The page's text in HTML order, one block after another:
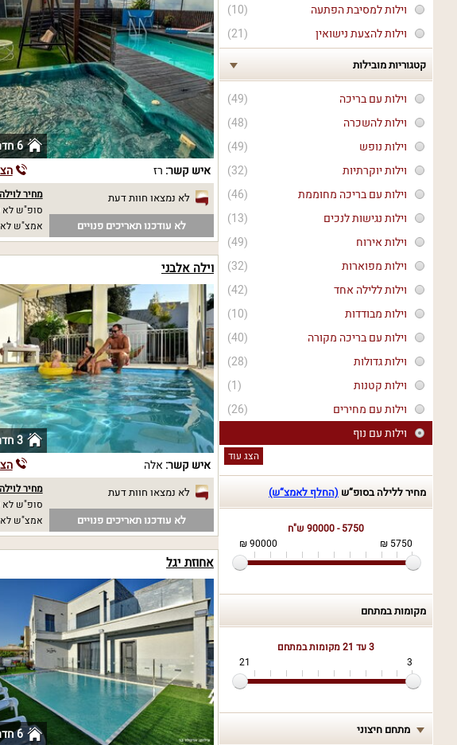
(10)
וילות למסיבת הפתעה
(21)
וילות להצעת נישואין
קטגוריות מובילות
(49)
וילות עם בריכה
(48)
וילות להשכרה
(49)
וילות נופש
(32)
וילות יוקרתיות
(46)
וילות עם בריכה מחוממת
(13)
וילות נגישות לנכים
(49)
וילות אירוח
(32)
וילות מפוארות
(42)
וילות ללילה אחד
(10)
וילות מבודדות
(40)
וילות עם בריכה מקורה
(28)
וילות גדולות
(1)
וילות קטנות
(26)
וילות עם מחירים
וילות עם נוף
הצג עוד
מחיר ללילה בסופ“ש (החלף לאמצ“ש)
5750 - 90000 ש"ח
5750 ₪
90000 ₪
מקומות במתחם
3 עד 21
מקומות במתחם
3
21
מתחם חיצוני
6 חדרי שינה
איש קשר: רז
לא נמצאו חוות דעת
לא עודכנו תאריכים פנויים
מחיר
סופ"ש לא
אמצ"ש לא
וילה אלבני
3 חדרי שינה
איש קשר: אלה
לא נמצאו חוות דעת
לא עודכנו תאריכים פנויים
מחיר
סופ"ש לא
אמצ"ש לא
אחוזת יגל
6 חדרי שינה